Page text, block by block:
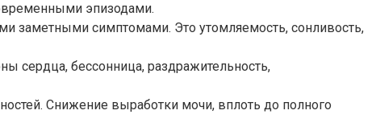
эпизодами.
заметными симптомами. Это утомляемость, сонливость,
сердца, бессонница, раздражительность,
Снижение выработки мочи, вплоть до полного